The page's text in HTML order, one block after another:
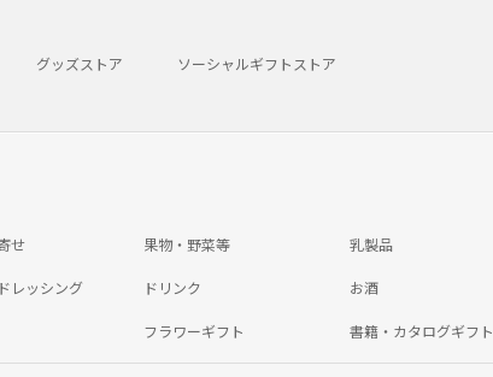
グッズストア ソーシャルギフトストア
せ 果物・野菜等 乳製品
レッシング ドリンク お酒
フラワーギフト 書籍・カタログギフト